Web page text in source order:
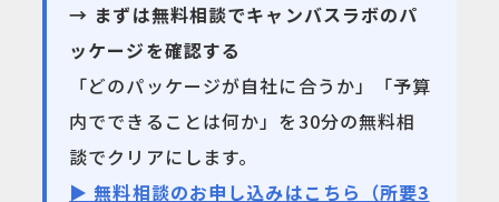
→ まずは無料相談でキャンバスラボのパ
ッケージを確認する
「どのパッケージが自社に合うか」「予算
内でできることは何か」を30分の無料相
談でクリアにします。
▶ 無料相談のお申し込みはこちら（所要3